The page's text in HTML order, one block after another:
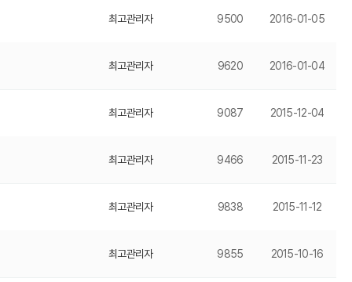
최고관리자 9500 2016-01-05
최고관리자 9620 2016-01-04
최고관리자 9087 2015-12-04
최고관리자 9466 2015-11-23
최고관리자 9838 2015-11-12
최고관리자 9855 2015-10-16